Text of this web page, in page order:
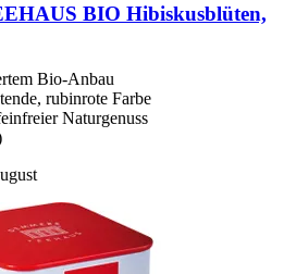
BIO Hibiskusblüten,
Bio-Anbau
rubinrote Farbe
Naturgenuss